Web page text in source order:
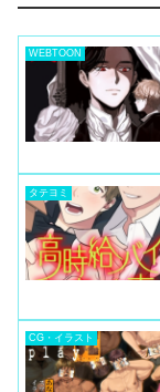
WEBTOON
タテヨミ
CG・イラスト